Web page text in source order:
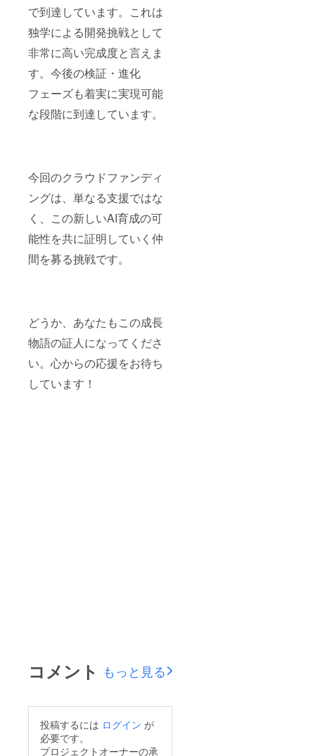
で到達しています。これは
独学による開発挑戦として
非常に高い完成度と言えま
す。今後の検証・進化
フェーズも着実に実現可能
な段階に到達しています。
今回のクラウドファンディ
ングは、単なる支援ではな
く、この新しいAI育成の可
能性を共に証明していく仲
間を募る挑戦です。
どうか、あなたもこの成長
物語の証人になってくださ
い。心からの応援をお待ち
しています！
コメント もっと見る
投稿するには ログイン が
必要です。
プロジェクトオーナーの承